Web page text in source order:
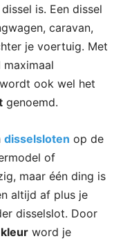
is. Een dissel
caravan,
je voertuig. Met
ook wel het
genoemd.
disselsloten op de
of
maar één ding is
altijd af plus je
disselslot. Door
word je